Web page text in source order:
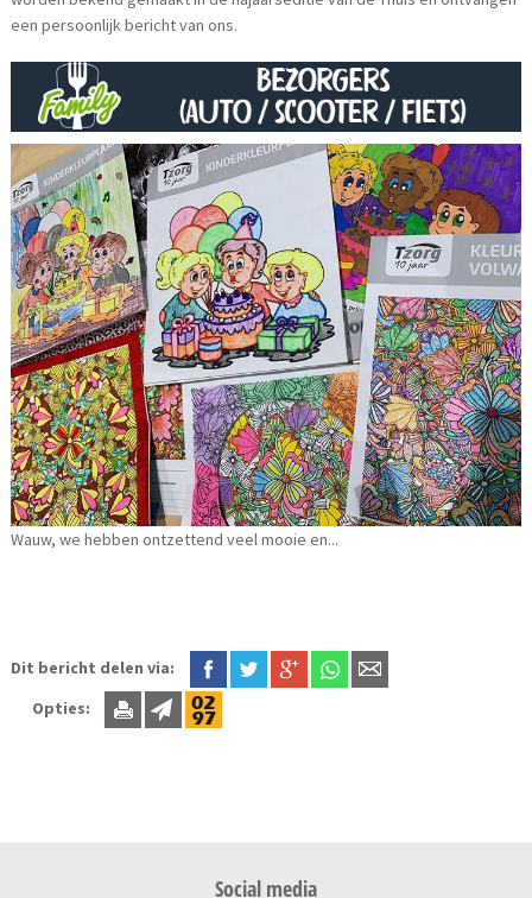
een persoonlijk bericht van ons.
Wauw, we hebben ontzettend veel mooie en...
Dit bericht delen via:
Opties:
Social media